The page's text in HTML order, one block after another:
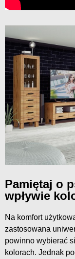
Pamiętaj o
wpływie
Na komfort
zastosowana
powinno wybierać
kolorach. Jednak